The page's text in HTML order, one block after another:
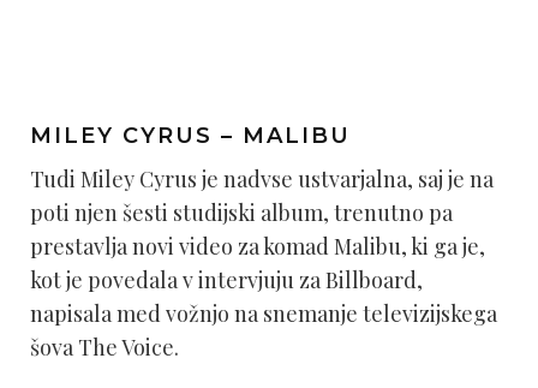
MILEY CYRUS – MALIBU
Tudi Miley Cyrus je nadvse ustvarjalna, saj je na
poti njen šesti studijski album, trenutno pa
prestavlja novi video za komad Malibu, ki ga je,
kot je povedala v intervjuju za Billboard,
napisala med vožnjo na snemanje televizijskega
šova The Voice.